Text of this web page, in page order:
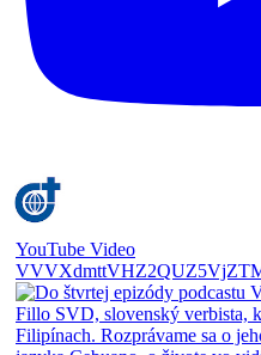
YouTube Video